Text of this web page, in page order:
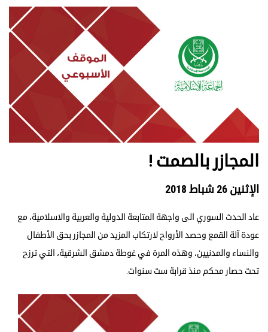
المجازر بالصمت !
الإثنين 26 شباط 2018
عاد الحدث السوري الى واجهة المتابعة الدولية والعربية والاسلامية، مع
عودة آلة القمع وحصد الأرواح لارتكاب المزيد من المجازر بحق الأطفال
والنساء والمدنيين، وهذه المرة في غوطة دمشق الشرقية، التي ترزح
تحت حصار محكم منذ قرابة ست سنوات.